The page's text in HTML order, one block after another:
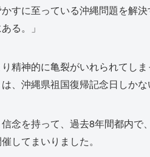
すに至っている沖縄問題を解
る。」
精神的に亀裂がいれられてし
、沖縄県祖国復帰記念日しかな
念を持って、過去8年間都内
してまいりました。